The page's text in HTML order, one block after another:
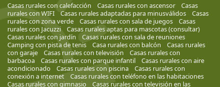
Casas rurales con calefacción Casas rurales con ascensor
Casas
rurales con WIFI
Casas rurales adaptadas para minusválidos
Casas
rurales con zona verde
Casas rurales con sala de juegos
Casas
rurales con Jacuzzi
Casas rurales aptas para mascotas (consultar)
Casas rurales con jardín
Casas rurales con sala de reuniones
Camping con pista de tenis
Casa rurales con balcón
Casas rurales
con garaje
Casas rurales con televisión
Casas rurales con
barbacoa
Casas rurales con parque infantil
Casas rurales con aire
acondicionado
Casas rurales con piscina
Casas rurales con
conexión a internet
Casas rurales con teléfono en las habitaciones
Casas rurales con gimnasio
Casas rurales con televisión en las